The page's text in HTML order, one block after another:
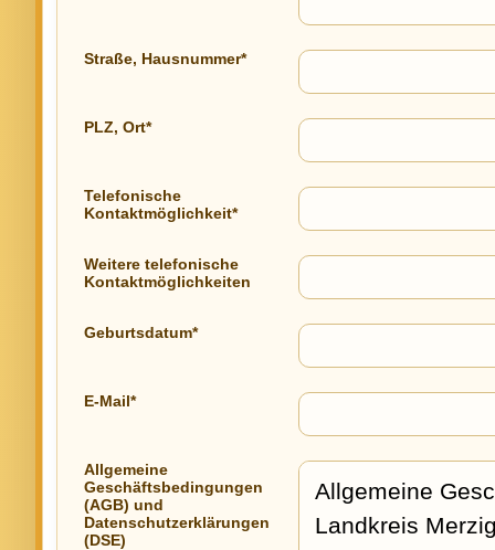
Straße, Hausnummer*
PLZ, Ort*
Telefonische
Kontaktmöglichkeit*
Weitere telefonische
Kontaktmöglichkeiten
Geburtsdatum*
E-Mail*
Allgemeine
Geschäftsbedingungen
(AGB) und
Datenschutzerklärungen
(DSE)